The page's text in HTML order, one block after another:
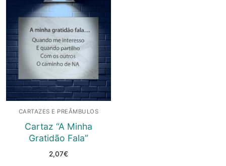
CARTAZES E PREÂMBULOS
Cartaz “A Minha
Gratidão Fala”
2,07€